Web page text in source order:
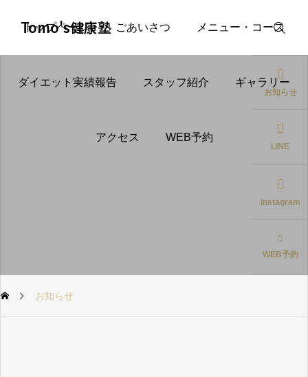
Tomo's健康塾
トップページ ごあいさつ メニュー・コース
ダイエット実績報告 スタッフ紹介 ギャラリー
アクセス WEB予約
お知らせ
LINE
Instagram
WEB予約
お知らせ